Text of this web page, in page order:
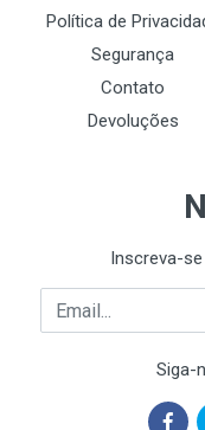
Política de
Segurança
Contato
Devoluções
Inscreva-
Email
Siga-